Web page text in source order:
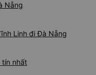
Nẵng
Linh đi Đà Nẵng
tín nhất